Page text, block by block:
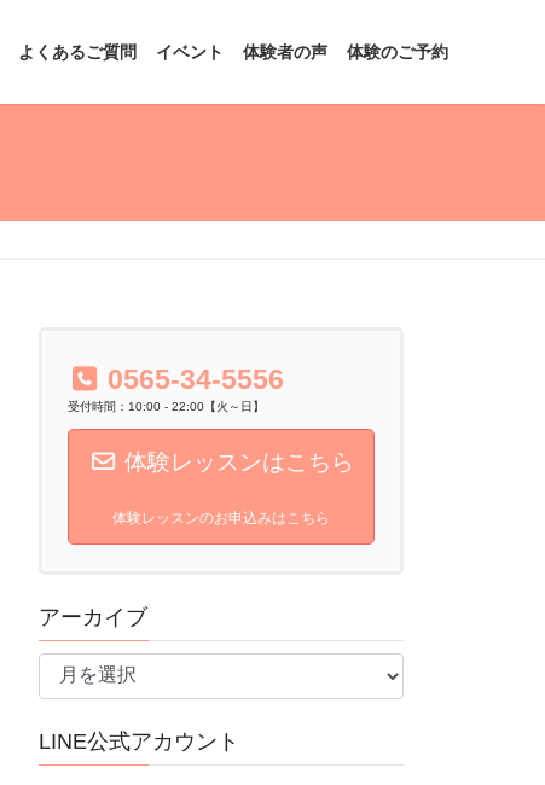
よくあるご質問 イベント 体験者の声 体験のご予約
0565-34-5556
受付時間：10:00 - 22:00【火～日】
体験レッスンはこちら
体験レッスンのお申込みはこちら
アーカイブ
ア
イ
ブ
LINE公式アカウント